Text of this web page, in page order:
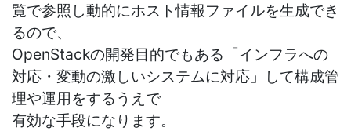
覧で参照し動的にホスト情報ファイルを生成でき
るので、
OpenStackの開発目的でもある「インフラへの
対応・変動の激しいシステムに対応」して構成管
理や運用をするうえで
有効な手段になります。